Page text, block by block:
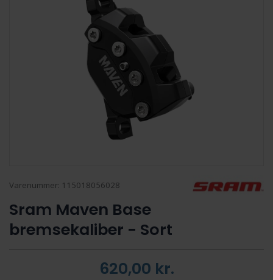
Varenummer: 115018056028
Sram Maven Base
bremsekaliber - Sort
620,00 kr.